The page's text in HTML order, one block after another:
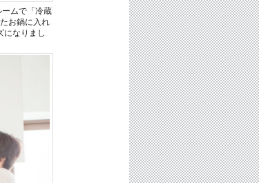
ムで「冷蔵
お鍋に入れ
になりまし